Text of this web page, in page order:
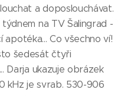
a doposlouchávat.
na TV Šalingrad -
apotéka... Co všechno ví!
šedesát čtyři
Darja ukazuje obrázek
kHz je svrab. 530-906